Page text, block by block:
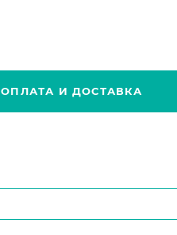
ОПЛАТА И ДОСТАВКА